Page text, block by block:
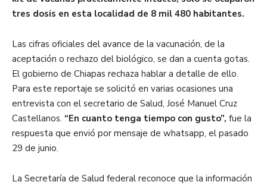
tres dosis en esta localidad de 8 mil 480 habitantes.
Las cifras oficiales del avance de la vacunación, de la
aceptación o rechazo del biológico, se dan a cuenta gotas.
El gobierno de Chiapas rechaza hablar a detalle de ello.
Para este reportaje se solicitó en varias ocasiones una
entrevista con el secretario de Salud, José Manuel Cruz
Castellanos. “En cuanto tenga tiempo con gusto”, fue la
respuesta que envió por mensaje de whatsapp, el pasado
29 de junio.
La Secretaría de Salud federal reconoce que la información